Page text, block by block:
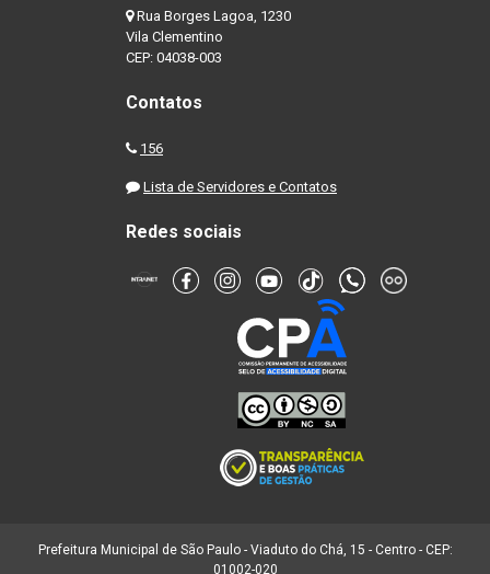
Rua Borges Lagoa, 1230
Vila Clementino
CEP: 04038-003
Contatos
156
Lista de Servidores e Contatos
Redes sociais
Prefeitura Municipal de São Paulo - Viaduto do Chá, 15 - Centro - CEP:
01002-020